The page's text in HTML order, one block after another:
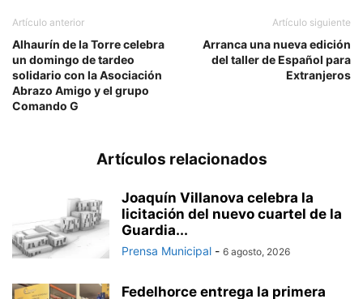
Artículo anterior
Alhaurín de la Torre celebra
un domingo de tardeo
solidario con la Asociación
Abrazo Amigo y el grupo
Comando G
Artículo siguiente
Arranca una nueva edición
del taller de Español para
Extranjeros
Artículos relacionados
Joaquín Villanova celebra la
licitación del nuevo cuartel de la
Guardia...
Prensa Municipal - 6 agosto, 2026
Fedelhorce entrega la primera